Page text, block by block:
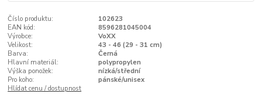
Číslo produktu:
102623
EAN kód:
8596281045004
Výrobce:
VoXX
Velikost:
43 - 46 (29 - 31 cm)
Barva:
Černá
Hlavní materiál:
polypropylen
Výška ponožek:
nízká/střední
Pro koho:
pánské/unisex
Hlídat cenu / dostupnost